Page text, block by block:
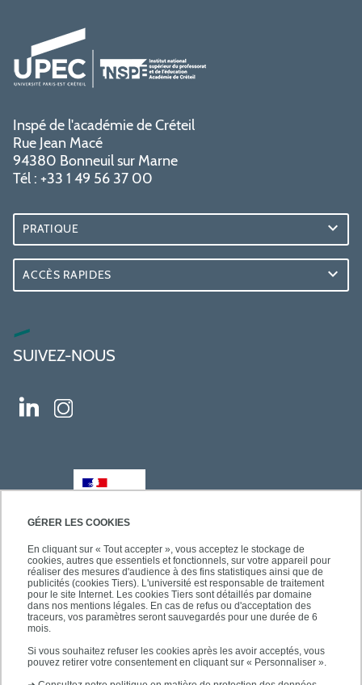
GÉRER LES COOKIES
En cliquant sur « Tout accepter », vous acceptez le stockage de
cookies, autres que essentiels et fonctionnels, sur votre appareil pour
réaliser des mesures d'audience à des fins statistiques ainsi que de
publicités (cookies Tiers). L'université est responsable de traitement
pour le site Internet. Les cookies Tiers sont détaillés par domaine
dans nos mentions légales. En cas de refus ou d'acceptation des
traceurs, vos paramètres seront sauvegardés pour une durée de 6
mois.
Si vous souhaitez refuser les cookies après les avoir acceptés, vous
pouvez retirer votre consentement en cliquant sur « Personnaliser ».
Inspé de l'académie de Créteil
Rue Jean Macé
94380 Bonneuil sur Marne
Tél : +33 1 49 56 37 00
PRATIQUE
ACCÈS RAPIDES
SUIVEZ-NOUS